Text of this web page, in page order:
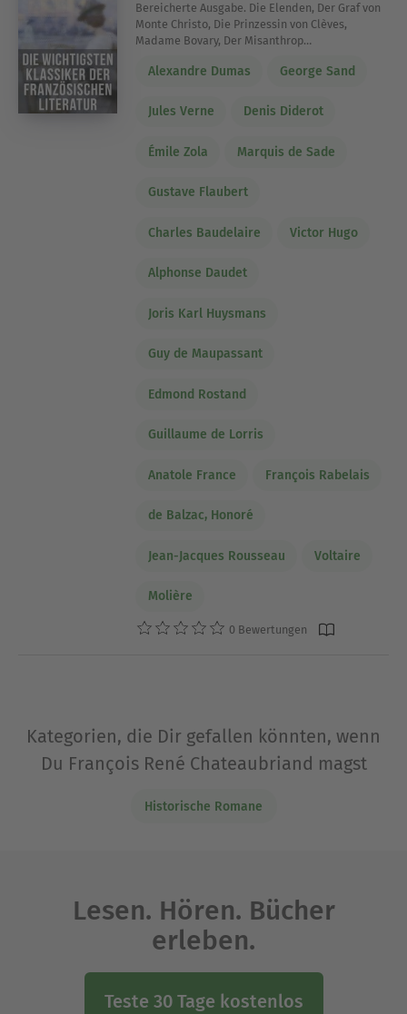
Bereicherte Ausgabe. Die Elenden, Der Graf von
Monte Christo, Die Prinzessin von Clèves,
Madame Bovary, Der Misanthrop…
Alexandre Dumas George Sand
Jules Verne Denis Diderot
Émile Zola Marquis de Sade
Gustave Flaubert
Charles Baudelaire Victor Hugo
Alphonse Daudet
Joris Karl Huysmans
Guy de Maupassant
Edmond Rostand
Guillaume de Lorris
Anatole France François Rabelais
de Balzac, Honoré
Jean-Jacques Rousseau Voltaire
Molière
0 Bewertungen
Kategorien, die Dir gefallen könnten, wenn
Du François René Chateaubriand magst
Historische Romane
Lesen. Hören. Bücher
erleben.
Teste 30 Tage kostenlos